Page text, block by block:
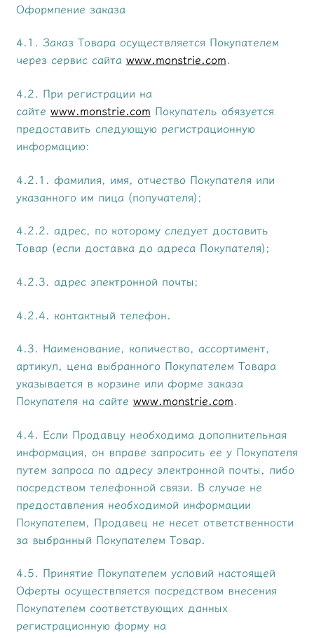
Оформление заказа
4.1. Заказ Товара осуществляется Покупателем
через сервис сайта www.monstrie.com.
4.2. При регистрации на
сайте www.monstrie.com Покупатель обязуется
предоставить следующую регистрационную
информацию:
4.2.1. фамилия, имя, отчество Покупателя или
указанного им лица (получателя);
4.2.2. адрес, по которому следует доставить
Товар (если доставка до адреса Покупателя);
4.2.3. адрес электронной почты;
4.2.4. контактный телефон.
4.3. Наименование, количество, ассортимент,
артикул, цена выбранного Покупателем Товара
указывается в корзине или форме заказа
Покупателя на сайте www.monstrie.com.
4.4. Если Продавцу необходима дополнительная
информация, он вправе запросить ее у Покупателя
путем запроса по адресу электронной почты, либо
посредством телефонной связи. В случае не
предоставления необходимой информации
Покупателем, Продавец не несет ответственности
за выбранный Покупателем Товар.
4.5. Принятие Покупателем условий настоящей
Оферты осуществляется посредством внесения
Покупателем соответствующих данных
регистрационную форму на